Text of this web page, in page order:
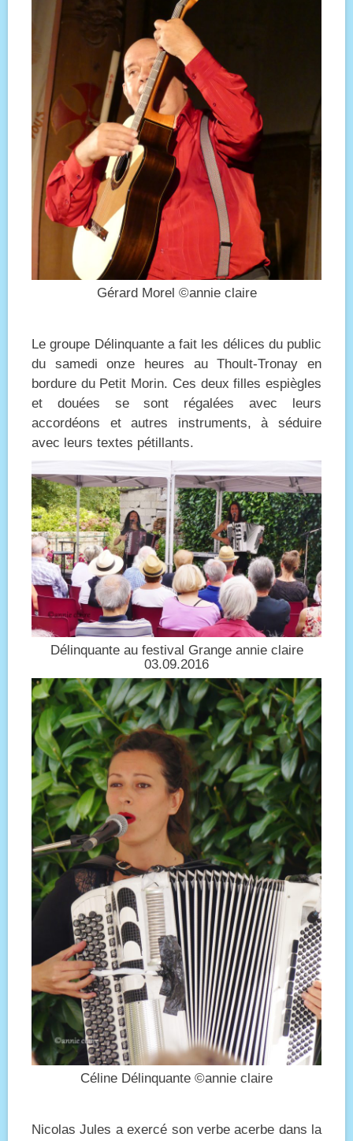
Gérard Morel ©annie claire
Le groupe Délinquante a fait les délices du public
du samedi onze heures au Thoult-Tronay en
bordure du Petit Morin. Ces deux filles espiègles
et douées se sont régalées avec leurs
accordéons et autres instruments, à séduire
avec leurs textes pétillants.
Délinquante au festival Grange annie claire
03.09.2016
Céline Délinquante ©annie claire
Nicolas Jules a exercé son verbe acerbe dans la